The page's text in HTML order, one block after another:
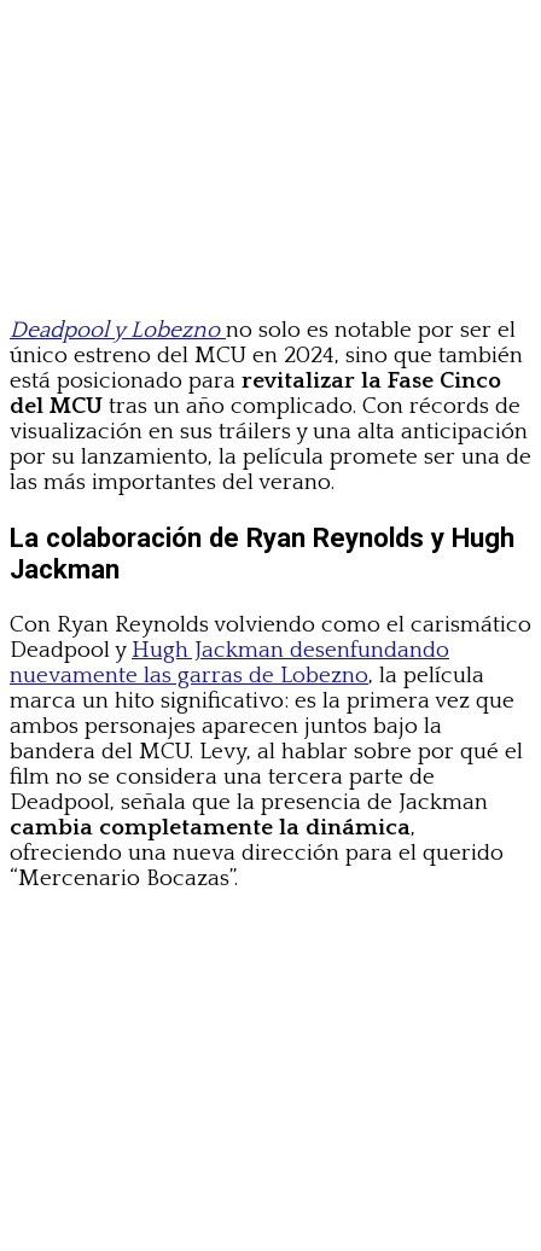
Deadpool y Lobezno no solo es notable por ser el
único estreno del MCU en 2024, sino que también
está posicionado para revitalizar la Fase Cinco
del MCU tras un año complicado. Con récords de
visualización en sus tráilers y una alta anticipación
por su lanzamiento, la película promete ser una de
las más importantes del verano.
La colaboración de Ryan Reynolds y Hugh
Jackman
Con Ryan Reynolds volviendo como el carismático
Deadpool y Hugh Jackman desenfundando
nuevamente las garras de Lobezno, la película
marca un hito significativo: es la primera vez que
ambos personajes aparecen juntos bajo la
bandera del MCU. Levy, al hablar sobre por qué el
film no se considera una tercera parte de
Deadpool, señala que la presencia de Jackman
cambia completamente la dinámica,
ofreciendo una nueva dirección para el querido
“Mercenario Bocazas”.